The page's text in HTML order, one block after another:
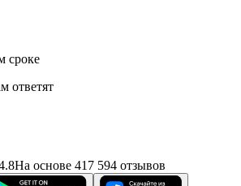
сроке
ответят
На основе 417 594 отзывов